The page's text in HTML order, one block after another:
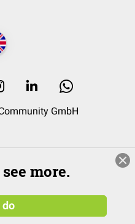
GmbH
more.